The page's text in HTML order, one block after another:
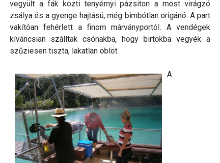
vegyült a fák közti tenyérnyi pázsiton a most virágzó
zsálya és a gyenge hajtású, még bimbótlan origánó. A part
vakítóan fehérlett a finom márványportól. A vendégek
kíváncsian szálltak csónakba, hogy birtokba vegyék a
szűziesen tiszta, lakatlan öblöt.
A